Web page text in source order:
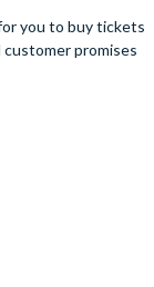
you to buy tickets
promises